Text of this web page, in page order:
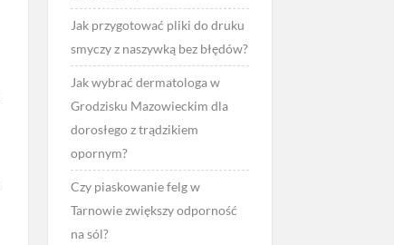
Jak przygotować pliki do druku
smyczy z naszywką bez błędów?
Jak wybrać dermatologa w
Grodzisku Mazowieckim dla
dorosłego z trądzikiem
opornym?
Czy piaskowanie felg w
Tarnowie zwiększy odporność
na sól?